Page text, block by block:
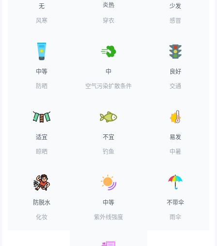
无
风寒
炎热
穿衣
少发
感冒
中等
防晒
中
空气污染扩散条件
良好
交通
适宜
晾晒
不宜
钓鱼
易发
中暑
防脱水
化妆
中等
紫外线强度
不带伞
雨伞